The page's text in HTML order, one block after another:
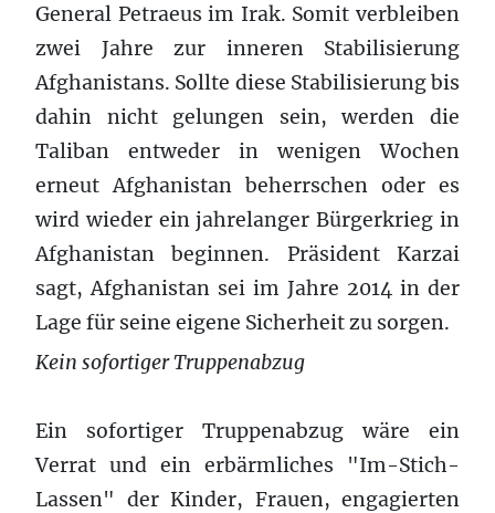
General Petraeus im Irak. Somit verbleiben
zwei Jahre zur inneren Stabilisierung
Afghanistans. Sollte diese Stabilisierung bis
dahin nicht gelungen sein, werden die
Taliban entweder in wenigen Wochen
erneut Afghanistan beherrschen oder es
wird wieder ein jahrelanger Bürgerkrieg in
Afghanistan beginnen. Präsident Karzai
sagt, Afghanistan sei im Jahre 2014 in der
Lage für seine eigene Sicherheit zu sorgen.
Kein sofortiger Truppenabzug
Ein sofortiger Truppenabzug wäre ein
Verrat und ein erbärmliches "Im-Stich-
Lassen" der Kinder, Frauen, engagierten